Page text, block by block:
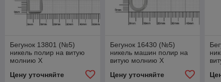
Бегунок 13801 (№5)
никель полир на витую
молнию Х
Цену уточняйте
Бегунок 16430 (№5)
никель машин полир на
витую молнию Х
Цену уточняйте